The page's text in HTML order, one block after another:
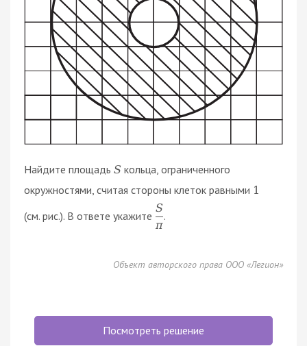
Найдите площадь S кольца, ограниченного
окружностями, считая стороны клеток равными 1
(см. рис.). В ответе укажите
S
π
.
Объект авторского права ООО «Легион»
Посмотреть решение